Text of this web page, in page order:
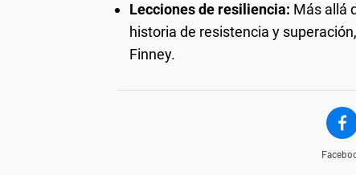
Lecciones de resiliencia: Más allá
historia de resistencia y
Finney.